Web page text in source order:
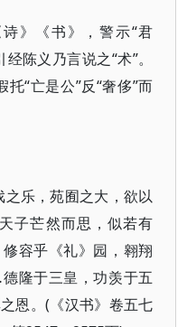
》《书》，警示“君
陈义乃言说之“术”。
“亡是公”反“奢侈”而
乐，苑囿之大，欲以
子芒然而思，似若有
容乎《礼》园，翱翔
隆于三皇，功羡于五
恩。(《汉书》卷五七